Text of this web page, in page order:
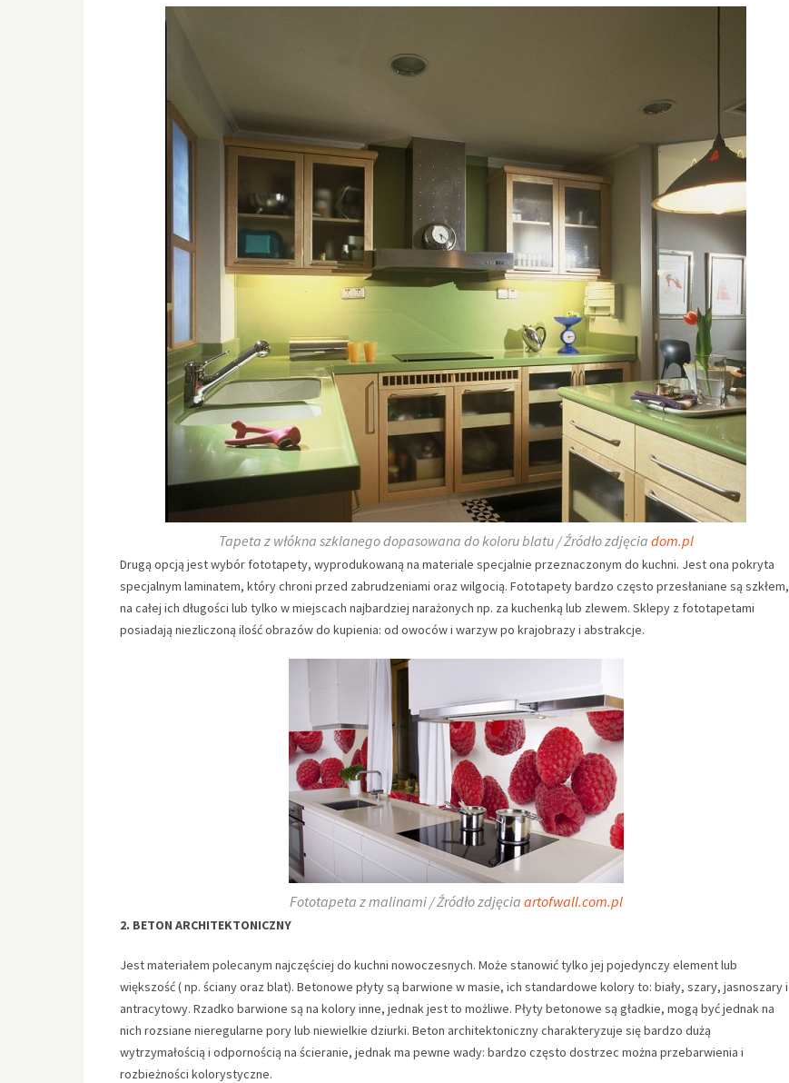
Tapeta z włókna szklanego dopasowana do koloru blatu / Źródło zdjęcia dom.pl
Drugą opcją jest wybór fototapety, wyprodukowaną na materiale specjalnie przeznaczonym do kuchni. Jest ona pokryta
specjalnym laminatem, który chroni przed zabrudzeniami oraz wilgocią. Fototapety bardzo często przesłaniane są szkłem,
na całej ich długości lub tylko w miejscach najbardziej narażonych np. za kuchenką lub zlewem. Sklepy z fototapetami
posiadają niezliczoną ilość obrazów do kupienia: od owoców i warzyw po krajobrazy i abstrakcje.
Fototapeta z malinami / Źródło zdjęcia artofwall.com.pl
2. BETON ARCHITEKTONICZNY
Jest materiałem polecanym najczęściej do kuchni nowoczesnych. Może stanowić tylko jej pojedynczy element lub
większość ( np. ściany oraz blat). Betonowe płyty są barwione w masie, ich standardowe kolory to: biały, szary, jasnoszary i
antracytowy. Rzadko barwione są na kolory inne, jednak jest to możliwe. Płyty betonowe są gładkie, mogą być jednak na
nich rozsiane nieregularne pory lub niewielkie dziurki. Beton architektoniczny charakteryzuje się bardzo dużą
wytrzymałością i odpornością na ścieranie, jednak ma pewne wady: bardzo często dostrzec można przebarwienia i
rozbieżności kolorystyczne.